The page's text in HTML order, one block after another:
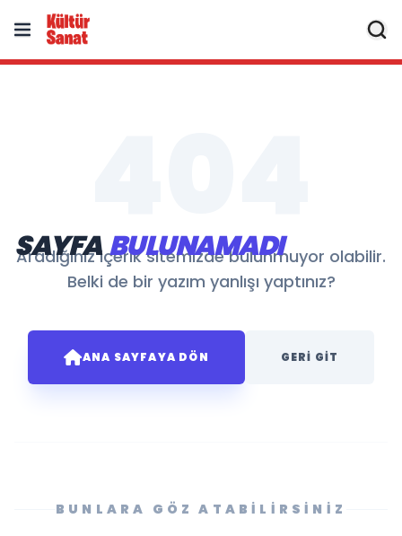
SAYFABULUNAMADI
Aradığınız içerik sitemizde bulunmuyor olabilir.
Belki de bir yazım yanlışı yaptınız?
ANA SAYFAYA DÖN GERI GIT
BUNLARA GÖZ ATABILIRSINIZ